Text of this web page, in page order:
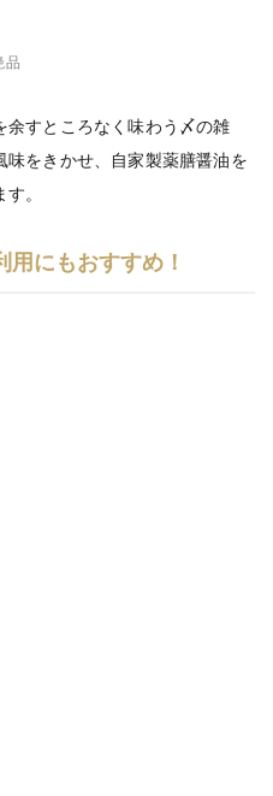
品
すところなく味わう〆の雑
をきかせ、自家製薬膳醤油を
。
にもおすすめ！